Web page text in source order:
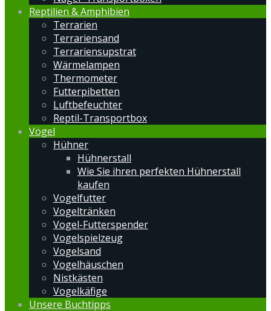
Reptilien & Amphibien
Terrarien
Terrariensand
Terrariensupstrat
Wärmelampen
Thermometer
Futterpibetten
Luftbefeuchter
Reptil-Transportbox
Vögel
Hühner
Hühnerstall
Wie Sie ihren perfekten Hühnerstall
kaufen
Vogelfutter
Vogeltränken
Vogel-Futterspender
Vogelspielzeug
Vogelsand
Vogelhäuschen
Nistkästen
Vogelkäfige
Unsere Buchtipps